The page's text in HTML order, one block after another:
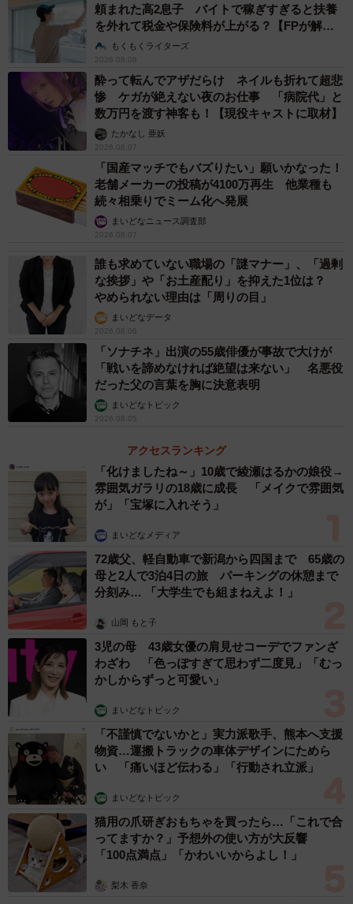
う（40代男性）
・データ集計時に例外パターンを見落とす（50代男性）
【同率4位 連絡・報告漏れ】
・上司に報告し忘れる（20代男性）
・メンバーへの情報共有遅れ（30代男性）
・お客様とのやりとりを引き継ぐこと（40代女性）
【同率4位 作業・操作ミス】
・美容師です。毛染めの配合を間違えることが多いです
（30代女性）
・レジ操作の間違い（50代女性）
仕事でミスをしたら…「自分で修正・リカバリー
する」が1位
続いて「あなたは仕事でミスしたらどうしますか？」と聞
いたところ、1位は「自分で修正・リカバリーする」という
結果に。上位の結果と具体的な回答は以下となります。
（提供画像）
【1位 自分で修正・リカバリーする】
・発注ミスした場合、すぐに発注元に連絡し数量変更を頼
みます（20代男性）
・手遅れになるミスはしたことがなく、事前に自分で直せ
る範囲のミスのため、勤務時間内に全てのミスを自分で直
します（30代女性）
頼まれた高2息子 バイトで稼ぎすぎると扶養
を外れて税金や保険料が上がる？【FPが解
説】もくもくライターズ
2026.08.08
酔って転んでアザだらけ ネイルも折れて超悲
惨 ケガが絶えない夜のお仕事 「病院代」と
数万円を渡す神客も！【現役キャストに取材】
たかなし 亜妖
2026.08.07
「国産マッチでもバズりたい」願いかなった！
老舗メーカーの投稿が4100万再生 他業種も
続々相乗りでミーム化へ発展
まいどなニュース調査部
2026.08.07
誰も求めていない職場の「謎マナー」、「過剰
な挨拶」や「お土産配り」を抑えた1位は？
やめられない理由は「周りの目」
まいどなデータ
2026.08.06
「ソナチネ」出演の55歳俳優が事故で大けが
「戦いを諦めなければ絶望は来ない」 名悪役
だった父の言葉を胸に決意表明
まいどなトピック
2026.08.05
アクセスランキング
「化けましたね～」10歳で綾瀬はるかの娘役→
雰囲気ガラリの18歳に成長 「メイクで雰囲気
が」「宝塚に入れそう」
まいどなメディア
72歳父、軽自動車で新潟から四国まで 65歳の
母と2人で3泊4日の旅 パーキングの休憩まで
分刻み… 「大学生でも組まねえよ！」
山岡 もと子
3児の母 43歳女優の肩見せコーデでファンざ
わざわ 「色っぽすぎて思わず二度見」「むっ
かしからずっと可愛い」
まいどなトピック
「不謹慎でないかと」実力派歌手、熊本へ支援
物資…運搬トラックの車体デザインにためら
い 「痛いほど伝わる」「行動され立派」
まいどなトピック
猫用の爪研ぎおもちゃを買ったら…「これで合
ってますか？」予想外の使い方が大反響
「100点満点」「かわいいからよし！」
梨木 香奈